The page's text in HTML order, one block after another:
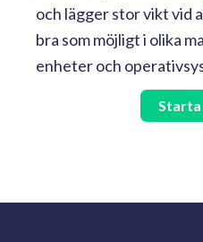
och lägger stor vikt vid
bra som möjligt i olika
enheter och